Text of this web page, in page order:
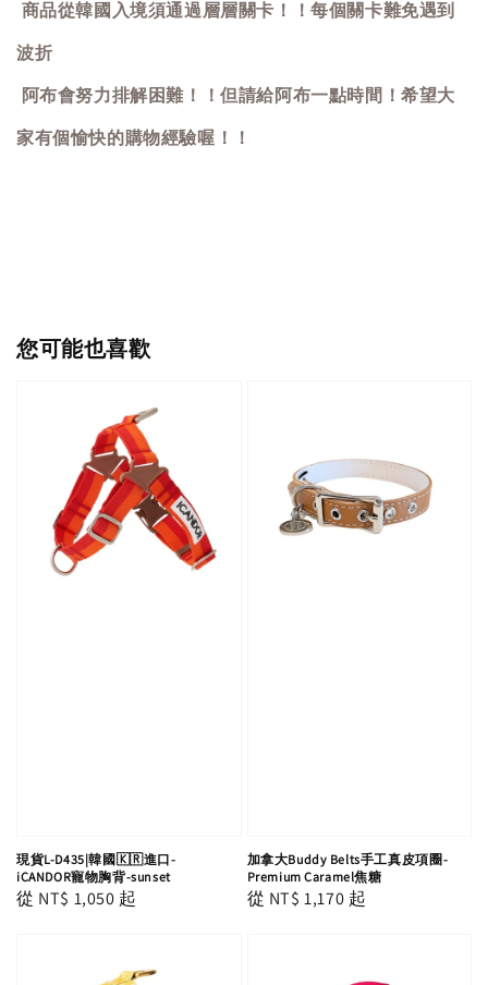
商品從韓國入境須通過層層關卡！！每個關卡難免遇到
波折
阿布會努力排解困難！！但請給阿布一點時間！希望大
家有個愉快的購物經驗喔！！
您可能也喜歡
現貨L-D435|韓國🇰🇷進口-
iCANDOR寵物胸背-sunset
Regular
從 NT$ 1,050 起
加拿大Buddy Belts手工真皮項圈-
Premium Caramel焦糖
Regular
從 NT$ 1,170 起